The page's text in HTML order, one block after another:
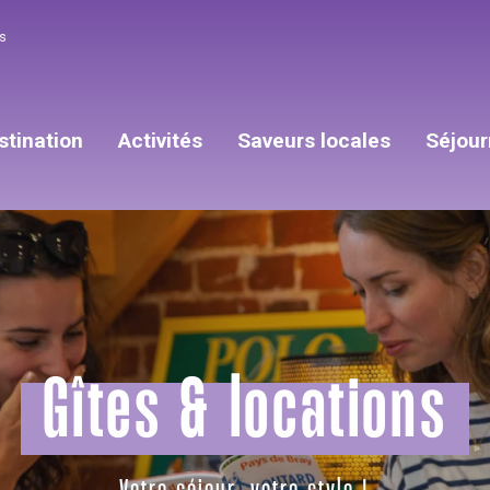
Activités Saveurs locales
Gîtes & locations